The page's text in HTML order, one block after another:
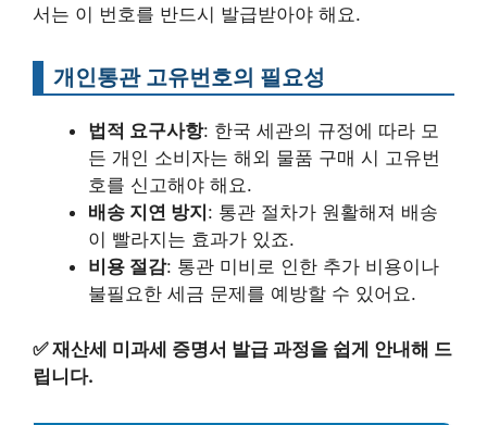
서는 이 번호를 반드시 발급받아야 해요.
개인통관 고유번호의 필요성
법적 요구사항: 한국 세관의 규정에 따라 모
든 개인 소비자는 해외 물품 구매 시 고유번
호를 신고해야 해요.
배송 지연 방지 : 통관 절차가 원활해져 배송
이 빨라지는 효과가 있죠.
비용 절감: 통관 미비로 인한 추가 비용이나
불필요한 세금 문제를 예방할 수 있어요.
✅재산세 미과세 증명서 발급 과정을 쉽게 안내해 드
립니다.